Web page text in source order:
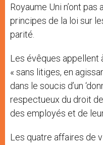
Royaume Uni n’ont
principes de la loi sur
parité.
Les évêques appellent
« sans litiges, en
dans le soucis d’un
respectueux du droit
des employés et de
Les quatre affaires de